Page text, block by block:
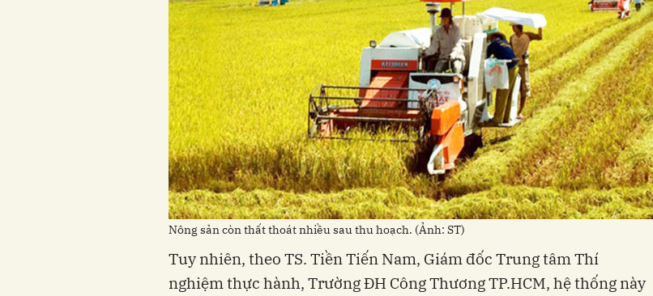
Nông sản còn thất thoát nhiều sau thu hoạch. (Ảnh: ST)
Tuy nhiên, theo TS. Tiền Tiến Nam, Giám đốc Trung tâm Thí
nghiệm thực hành, Trường ĐH Công Thương TP.HCM, hệ thống này